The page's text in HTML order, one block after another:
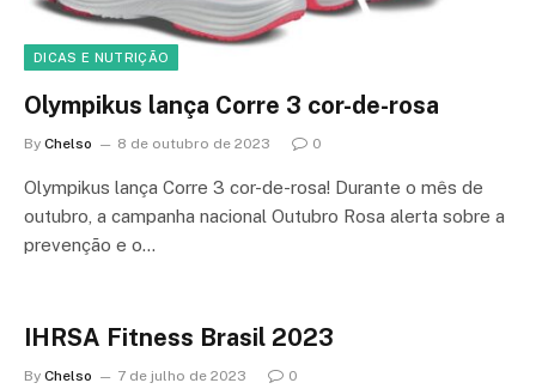
DICAS E NUTRIÇÃO
Olympikus lança Corre 3 cor-de-rosa
By Chelso 8 de outubro de 2023 0
Olympikus lança Corre 3 cor-de-rosa! Durante o mês de
outubro, a campanha nacional Outubro Rosa alerta sobre a
prevenção e o…
IHRSA Fitness Brasil 2023
By Chelso 7 de julho de 2023 0